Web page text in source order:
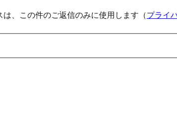
、この件のご返信のみに使用します（プライ